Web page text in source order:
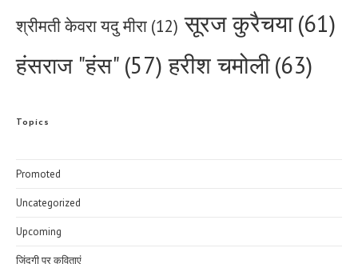
श्रीमती केवरा यदु मीरा (12) सूरज कुरैचया(61)
हंसराज "हंस" (57) हरीश चमोली(63)
Topics
Promoted
Uncategorized
Upcoming
जिंदगी पर कविताएं